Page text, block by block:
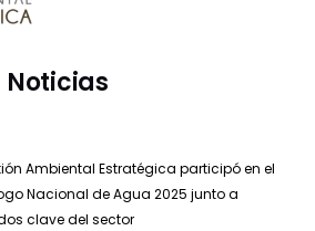
las iniciativas
Ambiental Estratégica participó en el
Nacional de Agua 2025 junto a
clave del sector